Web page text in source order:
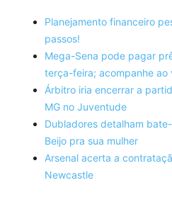
Planejamento financeiro
passos!
Mega-Sena pode pagar
terça-feira; acompanhe ao
Árbitro iria encerrar a
MG no Juventude
Dubladores detalham
Beijo pra sua mulher
Arsenal acerta a
Newcastle